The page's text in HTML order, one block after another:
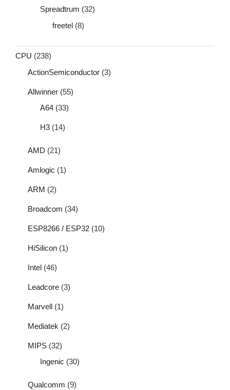
Spreadtrum (32)
freetel (8)
CPU (238)
ActionSemiconductor (3)
Allwinner (55)
A64 (33)
H3 (14)
AMD (21)
Amlogic (1)
ARM (2)
Broadcom (34)
ESP8266 / ESP32 (10)
HiSilicon (1)
Intel (46)
Leadcore (3)
Marvell (1)
Mediatek (2)
MIPS (32)
Ingenic (30)
Qualcomm (9)